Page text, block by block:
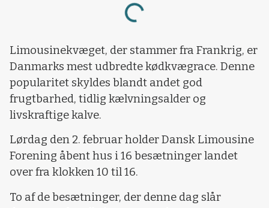
Loading...
Limousinekvæget, der stammer fra Frankrig, er
Danmarks mest udbredte kødkvægrace. Denne
popularitet skyldes blandt andet god
frugtbarhed, tidlig kælvningsalder og
livskraftige kalve.
Lørdag den 2. februar holder Dansk Limousine
Forening åbent hus i 16 besætninger landet
over fra klokken 10 til 16.
To af de besætninger, der denne dag slår